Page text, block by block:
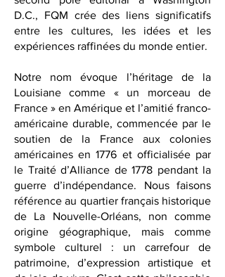
continents. Basé à Las Vegas, avec un
second pôle éditorial à Washington
D.C., FQM crée des liens significatifs
entre les cultures, les idées et les
Notre nom évoque l’héritage de la
Louisiane comme « un morceau de
France » en Amérique et l’amitié franco-
américaine durable, commencée par le
soutien de la France aux colonies
américaines en 1776 et officialisée par
le Traité d’Alliance de 1778 pendant la
guerre d’indépendance. Nous faisons
référence au quartier français historique
de La Nouvelle-Orléans, non comme
origine géographique, mais comme
symbole culturel : un carrefour de